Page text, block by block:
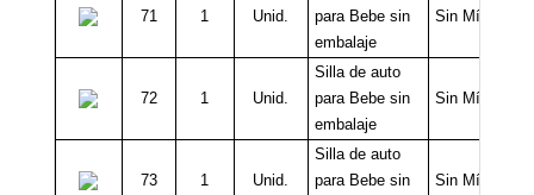
71 1 Unid.
para Bebe sin
embalaje
Sin Mínimo
72 1 Unid.
Silla de auto
para Bebe sin
embalaje
Sin Mínimo
73 1 Unid.
Silla de auto
para Bebe sin
Sin Mínimo